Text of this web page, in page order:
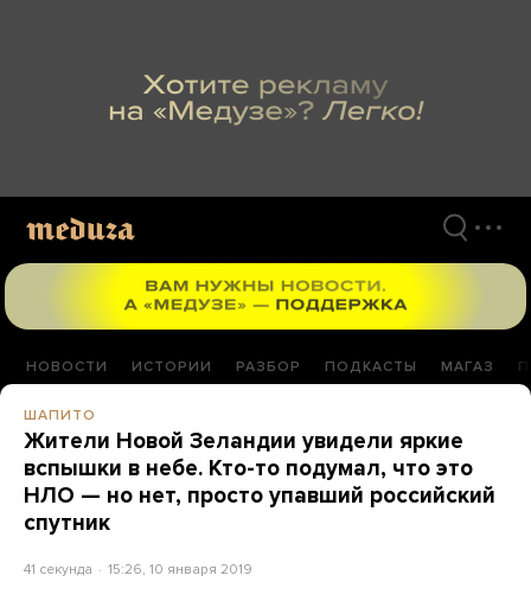
НОВОСТИ ИСТОРИИ РАЗБОР ПОДКАСТЫ МАГАЗ
ШАПИТО
Жители Новой Зеландии увидели яркие
вспышки в небе. Кто-то подумал, что это
НЛО — но нет, просто упавший российский
спутник
41 секунда 15:26, 10 января 2019